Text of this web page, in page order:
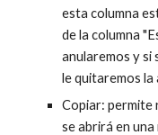
esta columna
de la columna
anularemos y si
le quitaremos la
Copiar: permite
se abrirá en